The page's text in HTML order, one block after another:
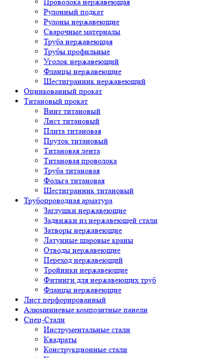
Рулонный подкат
Рулоны нержавеющие
Сварочные материалы
Труба нержавеющая
Трубы профильные
Уголок нержавеющий
Фланцы нержавеющие
Шестигранник нержавеющий
Оцинкованный прокат
Титановый прокат
Винт титановый
Лист титановый
Плита титановая
Пруток титановый
Титановая лента
Титановая проволока
Труба титановая
Фольга титановая
Шестигранник титановый
Трубопроводная арматура
Заглушки нержавеющие
Задвижки из нержавеющей стали
Затворы нержавеющие
Латунные шаровые краны
Отводы нержавеющие
Переход нержавеющий
Тройники нержавеющие
Фитинги для нержавеющих труб
Фланцы нержавеющие
Лист перфорированный
Алюминиевые композитные панели
Спец-Стали
Инструментальные стали
Квадраты
Конструкционные стали